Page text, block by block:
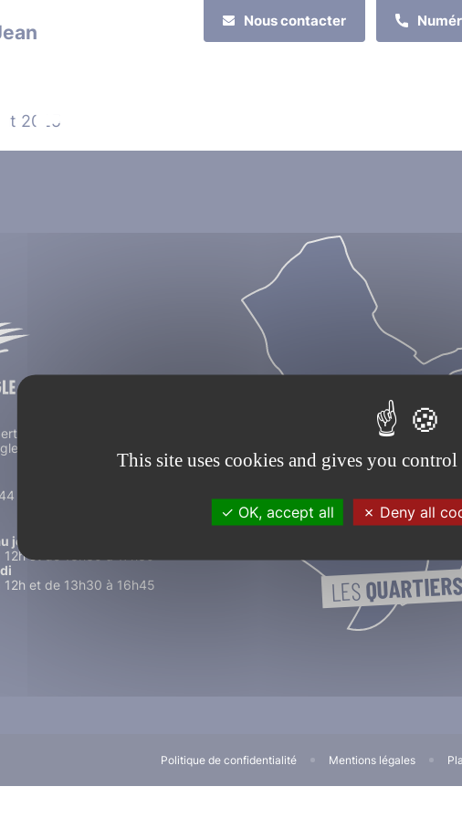
Nous contacter
2025
de Beina
44
jeudi
et de 13h30 à 17h30
et de 13h30 à 16h45
LES QUARTIERS
Politique de confidentialité Mentions légales
This site uses cookies and gives you
OK, accept all Deny all